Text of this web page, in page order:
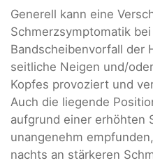
Generell kann eine
Schmerzsymptomatik
Bandscheibenvorfall der
seitliche Neigen und/
Kopfes provoziert und
Auch die liegende
aufgrund einer erhöhten
unangenehm
nachts an stärkeren